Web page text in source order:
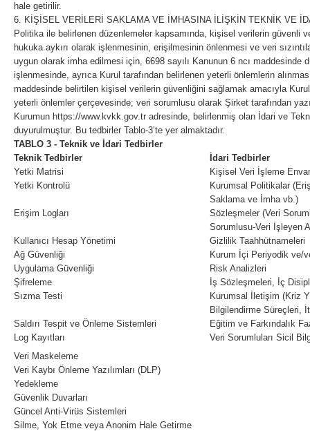
hale getirilir.
6. KİŞİSEL VERİLERİ SAKLAMA VE İMHASINA İLİŞKİN TEKNİK VE
Politika ile belirlenen düzenlemeler kapsamında, kişisel verilerin güvenli
hukuka aykırı olarak işlenmesinin, erişilmesinin önlenmesi ve veri
uygun olarak imha edilmesi için, 6698 sayılı Kanunun 6 ncı maddesinde
işlenmesinde, ayrıca Kurul tarafından belirlenen yeterli önlemlerin
maddesinde belirtilen kişisel verilerin güvenliğini sağlamak amacıyla
yeterli önlemler çerçevesinde; veri sorumlusu olarak Şirket tarafından
Kurumun https://www.kvkk.gov.tr adresinde, belirlenmiş olan İdari ve
duyurulmuştur. Bu tedbirler Tablo-3’te yer almaktadır.
TABLO 3 - Teknik ve İdari Tedbirler
Teknik Tedbirler
İdari Tedbirler
Yetki Matrisi
Kişisel Veri İşleme
Yetki Kontrolü
Kurumsal Politikalar
Saklama ve İmha vb.)
Erişim Logları
Sözleşmeler (Veri
Sorumlusu-Veri İşleyen
Kullanıcı Hesap Yönetimi
Gizlilik Taahhütnameleri
Ağ Güvenliği
Kurum İçi Periyodik ve/
Uygulama Güvenliği
Risk Analizleri
Şifreleme
İş Sözleşmeleri, İç
Sızma Testi
Kurumsal İletişim (Kriz
Bilgilendirme Süreçleri,
Saldırı Tespit ve Önleme Sistemleri
Eğitim ve Farkındalık
Log Kayıtları
Veri Sorumluları Sicil
Veri Maskeleme
Veri Kaybı Önleme Yazılımları (DLP)
Yedekleme
Güvenlik Duvarları
Güncel Anti-Virüs Sistemleri
Silme, Yok Etme veya Anonim Hale Getirme